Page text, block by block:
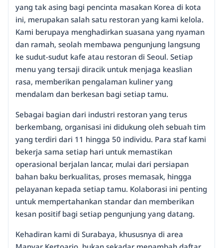
yang tak asing bagi pencinta masakan Korea di kota
ini, merupakan salah satu restoran yang kami kelola.
Kami berupaya menghadirkan suasana yang nyaman
dan ramah, seolah membawa pengunjung langsung
ke sudut-sudut kafe atau restoran di Seoul. Setiap
menu yang tersaji diracik untuk menjaga keaslian
rasa, memberikan pengalaman kuliner yang
mendalam dan berkesan bagi setiap tamu.
Sebagai bagian dari industri restoran yang terus
berkembang, organisasi ini didukung oleh sebuah tim
yang terdiri dari 11 hingga 50 individu. Para staf kami
bekerja sama setiap hari untuk memastikan
operasional berjalan lancar, mulai dari persiapan
bahan baku berkualitas, proses memasak, hingga
pelayanan kepada setiap tamu. Kolaborasi ini penting
untuk mempertahankan standar dan memberikan
kesan positif bagi setiap pengunjung yang datang.
Kehadiran kami di Surabaya, khususnya di area